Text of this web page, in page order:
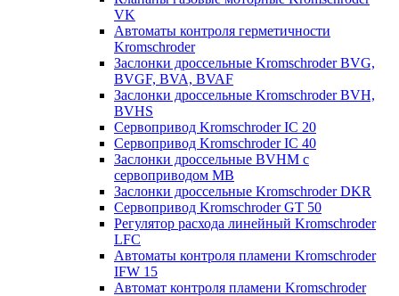
VK
Автоматы контроля герметичности
Kromschroder
Заслонки дроссельные Kromschroder BVG,
BVGF, BVA, BVAF
Заслонки дроссельные Kromschroder BVH,
BVHS
Сервопривод Kromschroder IC 20
Сервопривод Kromschroder IC 40
Заслонки дроссельные BVHM с
сервоприводом МВ
Заслонки дроссельные Kromschroder DKR
Cервопривод Kromschroder GT 50
Регулятор расхода линейный Kromschroder
LFC
Автоматы контроля пламени Kromschroder
IFW 15
Автомат контроля пламени Kromschroder